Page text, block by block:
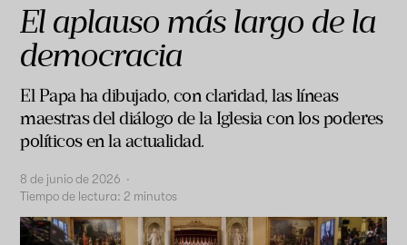
El aplauso más largo de la
democracia
El Papa ha dibujado, con claridad, las líneas
maestras del diálogo de la Iglesia con los poderes
políticos en la actualidad.
8 de junio de 2026 ·
Tiempo de lectura: 2 minutos